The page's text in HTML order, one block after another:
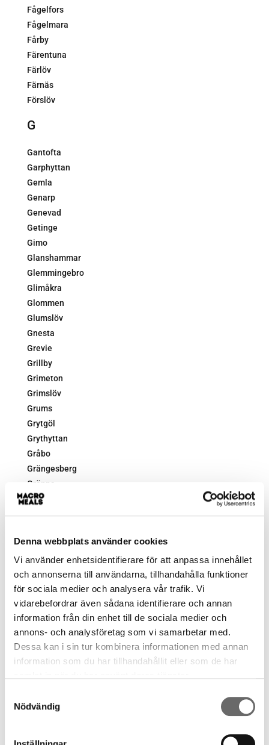
Denna webbplats använder cookies
Vi använder enhetsidentifierare för att anpassa innehållet
och annonserna till användarna, tillhandahålla funktioner
för sociala medier och analysera vår trafik. Vi
vidarebefordrar även sådana identifierare och annan
information från din enhet till de sociala medier och
annons- och analysföretag som vi samarbetar med.
Dessa kan i sin tur kombinera informationen med annan
information som du har tillhandahållit eller som de har
Nödvändig
Fågelfors
Fågelmara
Fårby
Färentuna
Färlöv
Färnäs
Förslöv
G
Gantofta
Garphyttan
Gemla
Genarp
Genevad
Getinge
Gimo
Glanshammar
Glemmingebro
Glimåkra
Glommen
Glumslöv
Gnesta
Grevie
Grillby
Grimeton
Grimslöv
Grums
Grytgöl
Grythyttan
Gråbo
Grängesberg
Gränna
Grödinge
Gualöv
Gullspång
Gullbrandstorp
Gunnilse
Gustafs
Gustavsberg
Gyttorp
Gålö
Gårdsjö
Gärds Köpinge
Gävle
Göteborg